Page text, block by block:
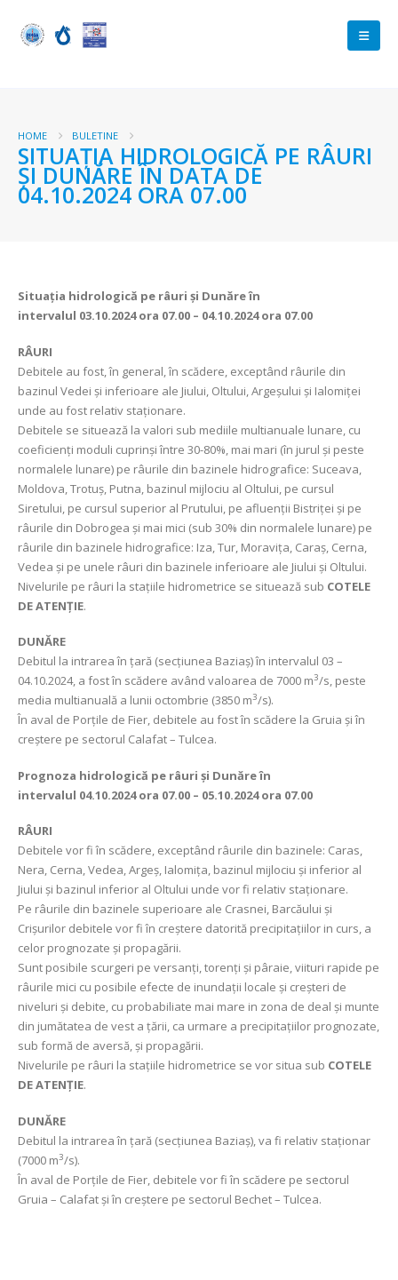
HOME BULETINE
SITUAȚIA HIDROLOGICĂ PE RÂURI
ȘI DUNĂRE ÎN DATA DE
04.10.2024 ORA 07.00
Situația hidrologică pe râuri și Dunăre în
intervalul 03.10.2024 ora 07.00 – 04.10.2024 ora 07.00
RÂURI
Debitele au fost, în general, în scădere, exceptând râurile din
bazinul Vedei şi inferioare ale Jiului, Oltului, Argeşului şi Ialomiței
unde au fost relativ staționare.
Debitele se situează la valori sub mediile multianuale lunare, cu
coeficienți moduli cuprinși între 30-80%, mai mari (în jurul şi peste
normalele lunare) pe râurile din bazinele hidrografice: Suceava,
Moldova, Trotuș, Putna, bazinul mijlociu al Oltului, pe cursul
Siretului, pe cursul superior al Prutului, pe afluenții Bistriței şi pe
râurile din Dobrogea și mai mici (sub 30% din normalele lunare) pe
râurile din bazinele hidrografice: Iza, Tur, Moravița, Caraș, Cerna,
Vedea şi pe unele râuri din bazinele inferioare ale Jiului şi Oltului.
Nivelurile pe râuri la stațiile hidrometrice se situează sub COTELE
DE ATENȚIE.
DUNĂRE
Debitul la intrarea în țară (secțiunea Baziaș) în intervalul 03 –
04.10.2024, a fost în scădere având valoarea de 7000 m3/s, peste
media multianuală a lunii octombrie (3850 m3/s).
În aval de Porțile de Fier, debitele au fost în scădere la Gruia și în
creștere pe sectorul Calafat – Tulcea.
Prognoza hidrologică pe râuri și Dunăre în
intervalul 04.10.2024 ora 07.00 – 05.10.2024 ora 07.00
RÂURI
Debitele vor fi în scădere, exceptând râurile din bazinele: Caras,
Nera, Cerna, Vedea, Argeş, Ialomița, bazinul mijlociu şi inferior al
Jiului şi bazinul inferior al Oltului unde vor fi relativ staționare.
Pe râurile din bazinele superioare ale Crasnei, Barcăului şi
Crişurilor debitele vor fi în creştere datorită precipitațiilor in curs, a
celor prognozate şi propagării.
Sunt posibile scurgeri pe versanţi, torenţi şi pâraie, viituri rapide pe
râurile mici cu posibile efecte de inundaţii locale şi creşteri de
niveluri şi debite, cu probabiliate mai mare in zona de deal și munte
din jumătatea de vest a țării, ca urmare a precipitațiilor prognozate,
sub formă de aversă, şi propagării.
Nivelurile pe râuri la stațiile hidrometrice se vor situa sub COTELE
DE ATENȚIE.
DUNĂRE
Debitul la intrarea în țară (secțiunea Baziaș), va fi relativ staționar
(7000 m3/s).
În aval de Porțile de Fier, debitele vor fi în scădere pe sectorul
Gruia – Calafat și în creștere pe sectorul Bechet – Tulcea.